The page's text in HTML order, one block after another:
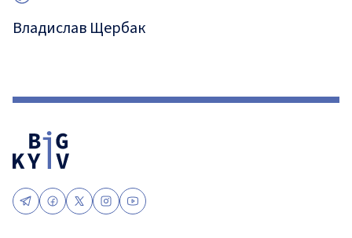
Владислав Щербак